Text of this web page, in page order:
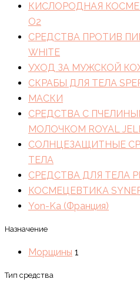
КИСЛОРОДНАЯ
O2
СРЕДСТВА ПРОТИВ
WHITE
УХОД ЗА МУЖСКОЙ
СКРАБЫ ДЛЯ ТЕЛА
МАСКИ
СРЕДСТВА С
МОЛОЧКОМ ROYAL
СОЛНЦЕЗАЩИТНЫЕ
ТЕЛА
СРЕДСТВА ДЛЯ ТЕЛА
КОСМЕЦЕВТИКА
Yon-Ka (Франция)
Назначение
Морщины 1
Тип средства